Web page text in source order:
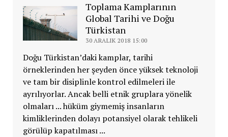
Toplama Kamplarının
Global Tarihi ve Doğu
Türkistan
30 ARALIK 2018 15:00
Doğu Türkistan’daki kamplar, tarihi
örneklerinden her şeyden önce yüksek teknoloji
ve tam bir disiplinle kontrol edilmeleri ile
ayrılıyorlar. Ancak belli etnik gruplara yönelik
olmaları ... hüküm giymemiş insanların
kimliklerinden dolayı potansiyel olarak tehlikeli
görülüp kapatılması ...